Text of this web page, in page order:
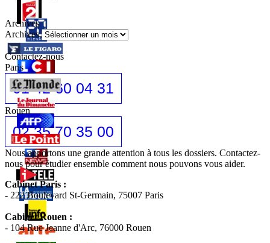
Archives
Archives
Contactez-nous
Paris
01 42 60 04 31
Rouen
02 35 70 35 00
Nous apportons une grande attention à tous les dossiers. Contactez-
nous pour étudier ensemble comment nous pouvons vous aider.
Cabinet Paris :
- 222 Boulevard St-Germain, 75007 Paris
Cabinet Rouen :
- 104 Rue Jeanne d'Arc, 76000 Rouen